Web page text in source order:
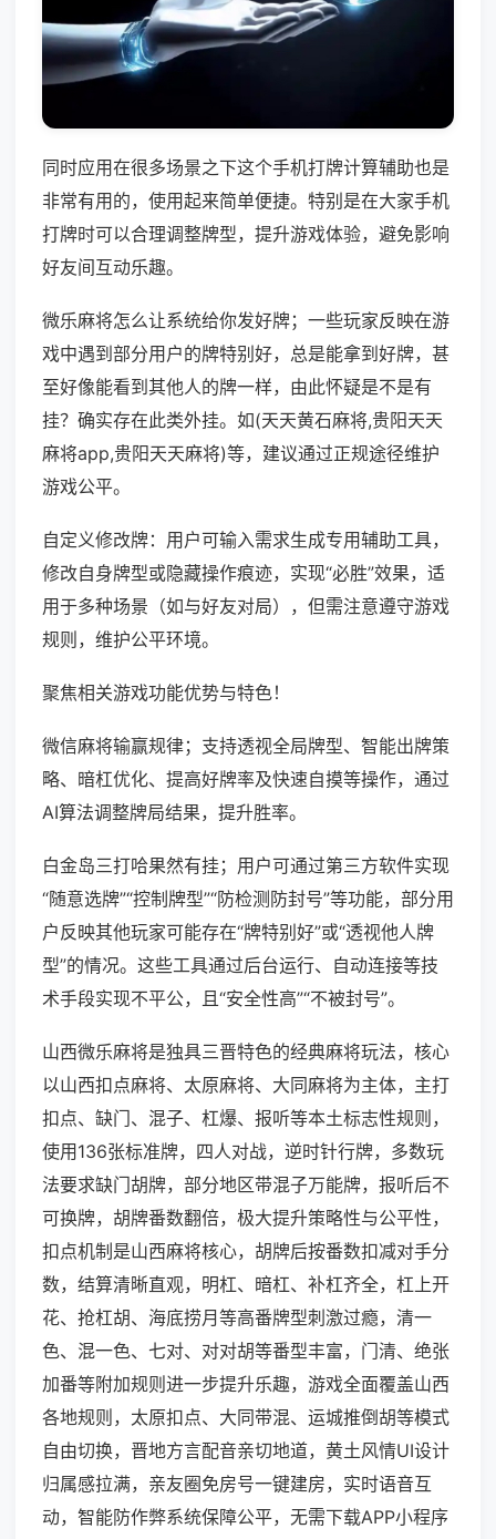
同时应用在很多场景之下这个手机打牌计算辅助也是
非常有用的，使用起来简单便捷。特别是在大家手机
打牌时可以合理调整牌型，提升游戏体验，避免影响
好友间互动乐趣。
微乐麻将怎么让系统给你发好牌；一些玩家反映在游
戏中遇到部分用户的牌特别好，总是能拿到好牌，甚
至好像能看到其他人的牌一样，由此怀疑是不是有
挂？确实存在此类外挂。如(天天黄石麻将,贵阳天天
麻将app,贵阳天天麻将)等，建议通过正规途径维护
游戏公平。
自定义修改牌：用户可输入需求生成专用辅助工具，
修改自身牌型或隐藏操作痕迹，实现“必胜”效果，适
用于多种场景（如与好友对局），但需注意遵守游戏
规则，维护公平环境。
聚焦相关游戏功能优势与特色！
微信麻将输赢规律；支持透视全局牌型、智能出牌策
略、暗杠优化、提高好牌率及快速自摸等操作，通过
AI算法调整牌局结果，提升胜率。
白金岛三打哈果然有挂；用户可通过第三方软件实现
“随意选牌”“控制牌型”“防检测防封号”等功能，部分用
户反映其他玩家可能存在“牌特别好”或“透视他人牌
型”的情况。这些工具通过后台运行、自动连接等技
术手段实现不平公，且“安全性高”“不被封号”。
山西微乐麻将是独具三晋特色的经典麻将玩法，核心
以山西扣点麻将、太原麻将、大同麻将为主体，主打
扣点、缺门、混子、杠爆、报听等本土标志性规则，
使用136张标准牌，四人对战，逆时针行牌，多数玩
法要求缺门胡牌，部分地区带混子万能牌，报听后不
可换牌，胡牌番数翻倍，极大提升策略性与公平性，
扣点机制是山西麻将核心，胡牌后按番数扣减对手分
数，结算清晰直观，明杠、暗杠、补杠齐全，杠上开
花、抢杠胡、海底捞月等高番牌型刺激过瘾，清一
色、混一色、七对、对对胡等番型丰富，门清、绝张
加番等附加规则进一步提升乐趣，游戏全面覆盖山西
各地规则，太原扣点、大同带混、运城推倒胡等模式
自由切换，晋地方言配音亲切地道，黄土风情UI设计
归属感拉满，亲友圈免房号一键建房，实时语音互
动，智能防作弊系统保障公平，无需下载APP小程序